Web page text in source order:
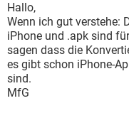
Hallo,
Wenn ich gut verstehe:
iPhone und .apk sind
sagen dass die
es gibt schon iPhone-
sind.
MfG